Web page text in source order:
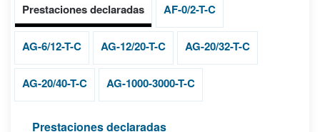
Prestaciones declaradas AF-0/2-T-C
AG-6/12-T-C AG-12/20-T-C AG-20/32-T-C
AG-20/40-T-C AG-1000-3000-T-C
Prestaciones declaradas